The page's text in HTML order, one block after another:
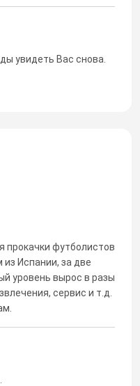
увидеть Вас снова.
прокачки футболистов
Испании, за две
уровень вырос в разы
сервис и т.д.